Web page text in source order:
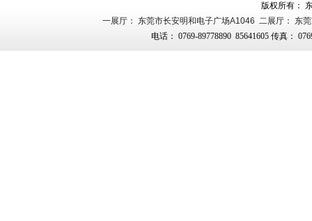
版权所有：
一展厅： 东莞市长安明和电子广场A1046 二展厅： 东
电话： 0769-89778890 85641605 传真：